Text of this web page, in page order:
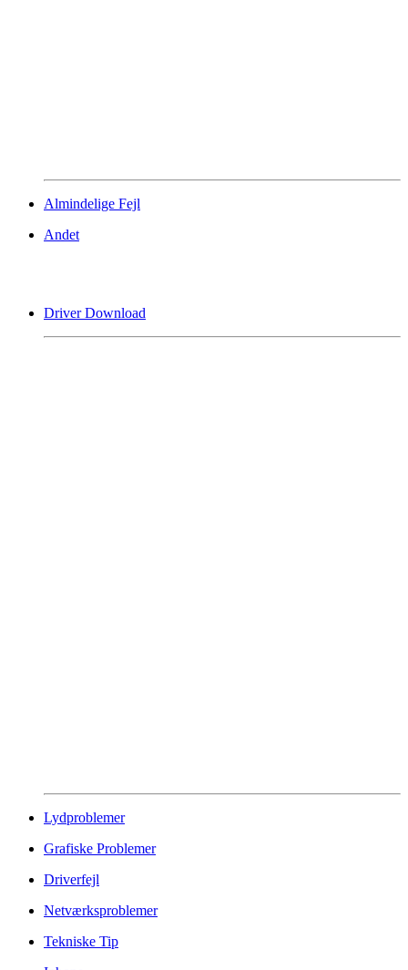
Almindelige Fejl
Andet
Driver Download
Lydproblemer
Grafiske Problemer
Driverfejl
Netværksproblemer
Tekniske Tip